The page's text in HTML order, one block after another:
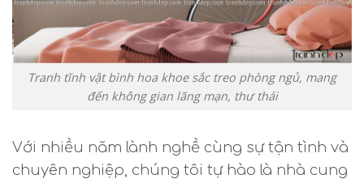
Tranh tĩnh vật bình hoa khoe sắc treo phòng ngủ, mang
đến không gian lãng mạn, thư thái
Với nhiều năm lành nghề cùng sự tận tình và
chuyên nghiệp, chúng tôi tự hào là nhà cung